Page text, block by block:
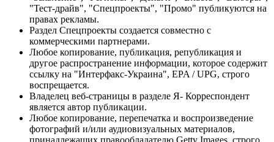
"Тест-драйв", "Спецпроекты", "Промо" публикуются на
правах рекламы.
Раздел Спецпроекты создается совместно с
коммерческими партнерами.
Любое копирование, публикация, републикация и
другое распространение информации, которое содержит
ссылку на "Интерфакс-Украина", EPA / UPG, строго
воспрещается.
Владелец веб-страницы в разделе Я- Корреспондент
является автор публикации.
Любое копирование, перепечатка и воспроизведение
фотографий и/или аудиовизуальных материалов,
принадлежащих правообладателю Getty Images, строго